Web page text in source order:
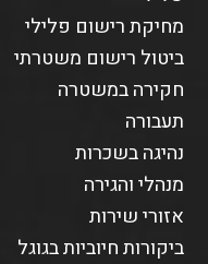
מחיקת רישום פלילי
ביטול רישום משטרתי
חקירה במשטרה
תעבורה
נהיגה בשכרות
מנהלי והגירה
אזורי שירות
ביקורות חיוביות בגוגל